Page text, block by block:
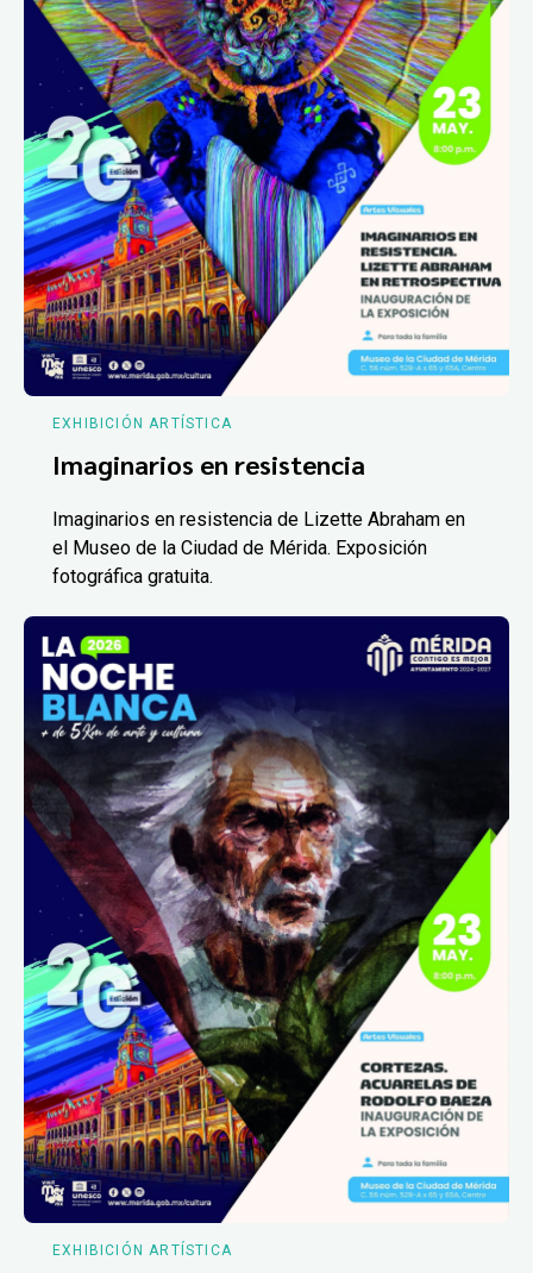
EXHIBICIÓN ARTÍSTICA
Imaginarios en resistencia
Imaginarios en resistencia de Lizette Abraham en
el Museo de la Ciudad de Mérida. Exposición
fotográfica gratuita.
EXHIBICIÓN ARTÍSTICA